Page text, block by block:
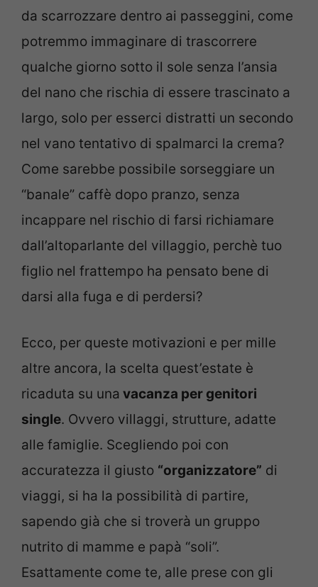
da scarrozzare dentro ai passeggini, come
potremmo immaginare di trascorrere
qualche giorno sotto il sole senza l’ansia
del nano che rischia di essere trascinato a
largo, solo per esserci distratti un secondo
nel vano tentativo di spalmarci la crema?
Come sarebbe possibile sorseggiare un
“banale” caffè dopo pranzo, senza
incappare nel rischio di farsi richiamare
dall’altoparlante del villaggio, perchè tuo
figlio nel frattempo ha pensato bene di
darsi alla fuga e di perdersi?
Ecco, per queste motivazioni e per mille
altre ancora, la scelta quest’estate è
ricaduta su una vacanza per genitori
single. Ovvero villaggi, strutture, adatte
alle famiglie. Scegliendo poi con
accuratezza il giusto “organizzatore” di
viaggi, si ha la possibilità di partire,
sapendo già che si troverà un gruppo
nutrito di mamme e papà “soli”.
Esattamente come te, alle prese con gli